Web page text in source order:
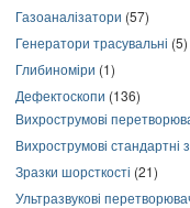
Газоаналізатори (57)
Генератори трасувальні (5)
Глибиноміри (1)
Дефектоскопи (136)
Вихрострумові
Вихрострумові стандартні
Зразки шорсткості (21)
Ультразвукові